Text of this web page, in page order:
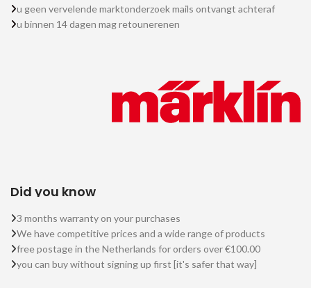
u geen vervelende marktonderzoek mails ontvangt achteraf
u binnen 14 dagen mag retounerenen
Did you know
3 months warranty on your purchases
We have competitive prices and a wide range of products
free postage in the Netherlands for orders over €100.00
you can buy without signing up first [it's safer that way]